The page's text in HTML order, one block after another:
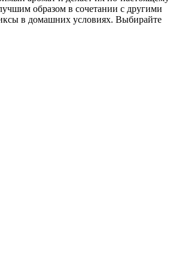
образом в сочетании с другими
в домашних условиях. Выбирайте